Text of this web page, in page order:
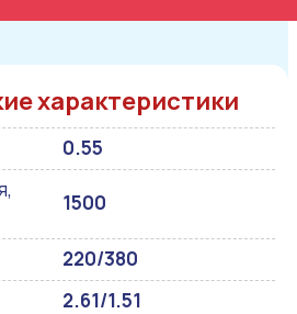
характеристики
0.55
1500
220/380
2.61/1.51